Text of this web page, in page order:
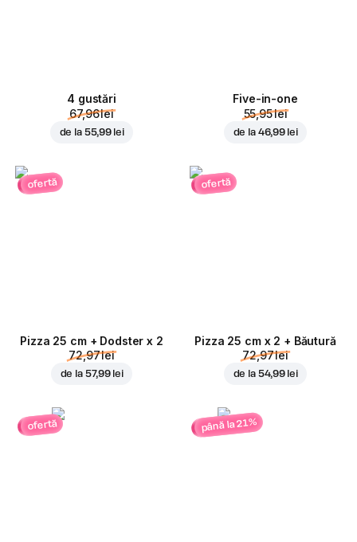
4 gustări
67,96 lei
de la 55,99 lei
Five-in-one
55,95 lei
de la 46,99 lei
ofertă
Pizza 25 cm + Dodster x 2
72,97 lei
de la 57,99 lei
ofertă
Pizza 25 cm x 2 + Băutură
72,97 lei
de la 54,99 lei
ofertă până la 21%